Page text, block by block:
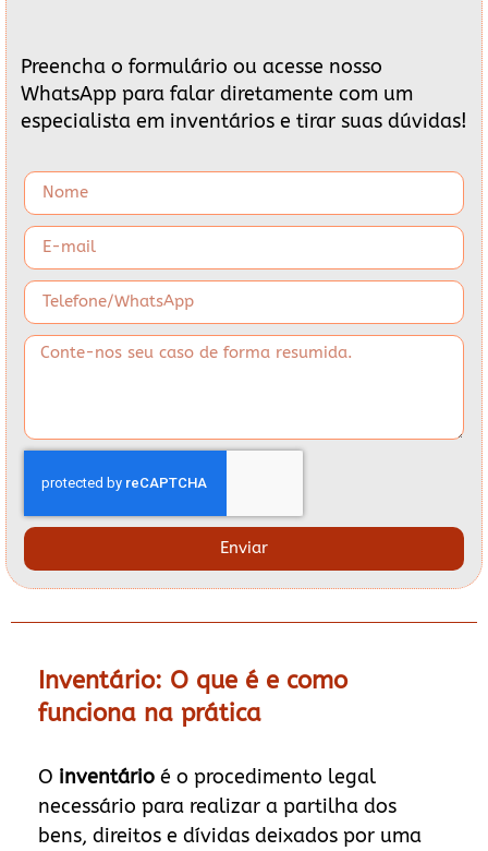
Preencha o formulário ou acesse nosso
WhatsApp para falar diretamente com um
especialista em inventários e tirar suas dúvidas!
Enviar
Inventário: O que é e como
funciona na prática
O inventário é o procedimento legal
necessário para realizar a partilha dos
bens, direitos e dívidas deixados por uma